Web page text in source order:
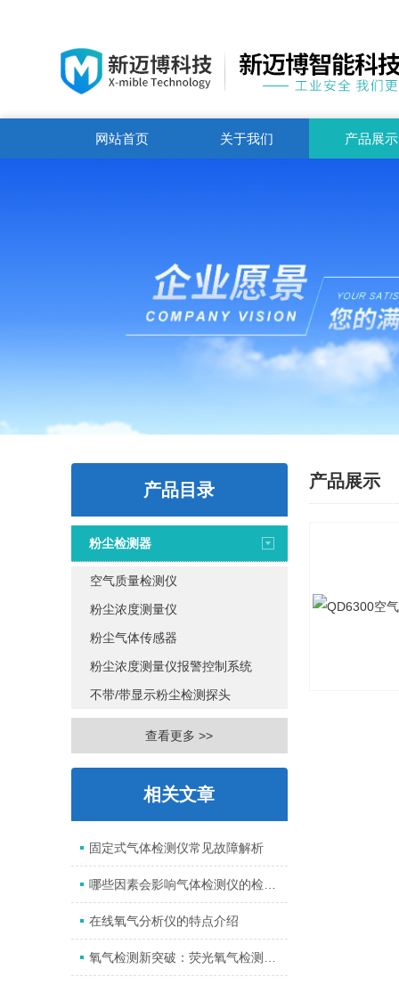
网站首页 关于我们 产品展示
产品目录
粉尘检测器
空气质量检测仪
粉尘浓度测量仪
粉尘气体传感器
粉尘浓度测量仪报警控制系统
不带/带显示粉尘检测探头
查看更多 >>
相关文章
固定式气体检测仪常见故障解析
在线氧气分析仪的特点介绍
产品展示